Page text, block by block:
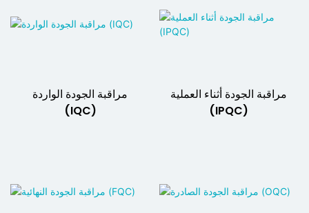
مراقبة الجودة الواردة
(IQC)
مراقبة الجودة أثناء العملية
(IPQC)